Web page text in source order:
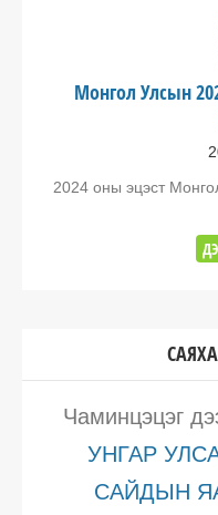
Монгол Улсын
2024 оны эцэст
Чаминцэцэг
УНГАР
САЙДЫН